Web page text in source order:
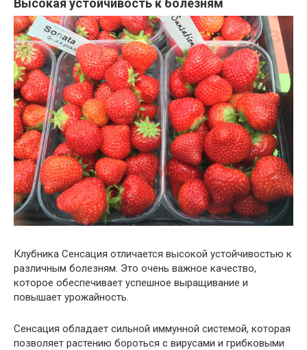
Высокая устойчивость к болезням
Клубника Сенсация отличается высокой устойчивостью к
различным болезням. Это очень важное качество,
которое обеспечивает успешное выращивание и
повышает урожайность.
Сенсация обладает сильной иммунной системой, которая
позволяет растению бороться с вирусами и грибковыми